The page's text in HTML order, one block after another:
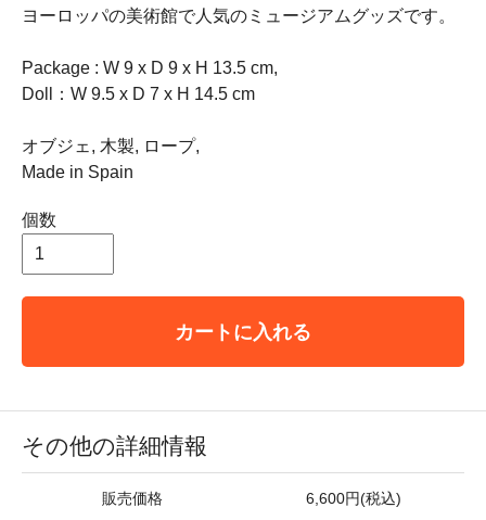
ヨーロッパの美術館で人気のミュージアムグッズです。
Package : W 9 x D 9 x H 13.5 cm,
Doll：W 9.5 x D 7 x H 14.5 cm
オブジェ, 木製, ロープ,
Made in Spain
個数
カートに入れる
その他の詳細情報
販売価格 6,600円(税込)